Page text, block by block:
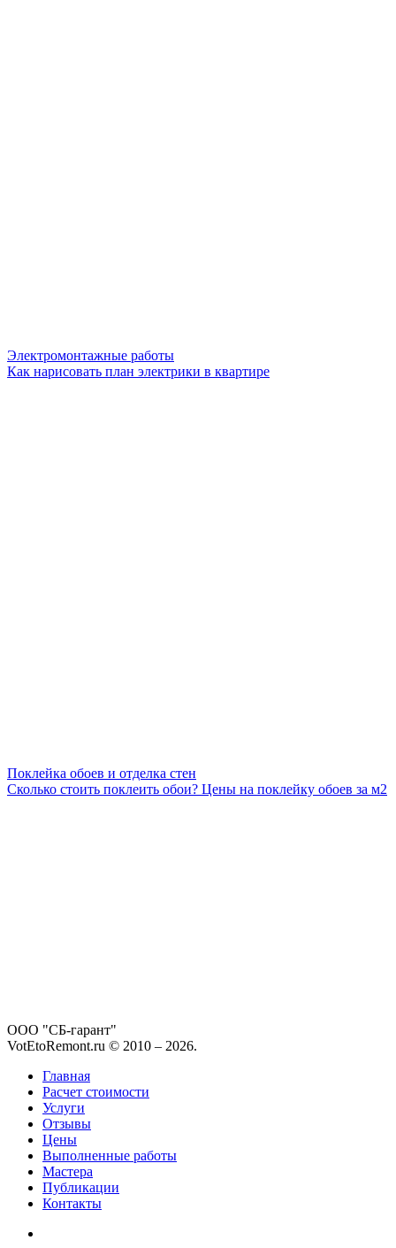
Электромонтажные работы
Как нарисовать план электрики в квартире
Поклейка обоев и отделка стен
Сколько стоить поклеить обои? Цены на поклейку обоев за м2
ООО "СБ-гарант"
VotEtoRemont.ru © 2010 – 2026.
Главная
Расчет стоимости
Услуги
Отзывы
Цены
Выполненные работы
Мастера
Публикации
Контакты